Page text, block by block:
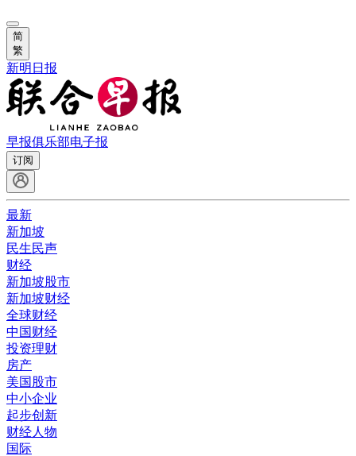
简
繁
新明日报
早报俱乐部电子报
订阅
最新
新加坡
民生民声
财经
新加坡股市
新加坡财经
全球财经
中国财经
投资理财
房产
美国股市
中小企业
起步创新
财经人物
国际